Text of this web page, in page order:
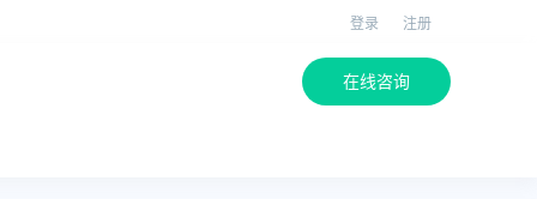
登录 注册
在线咨询